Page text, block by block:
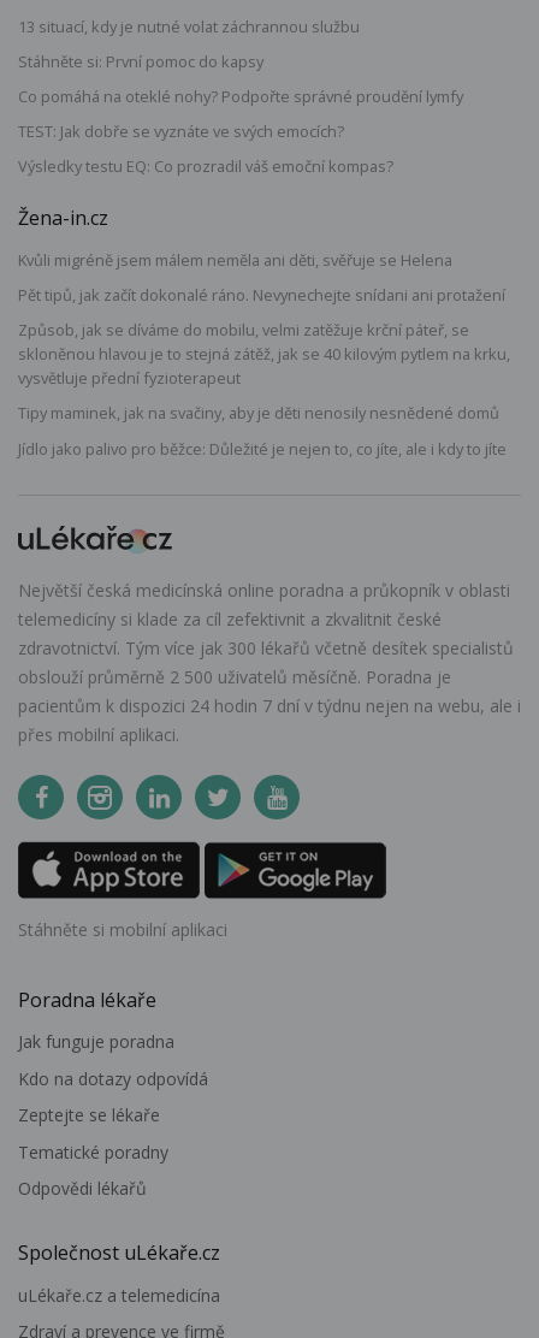
13 situací, kdy je nutné volat záchrannou službu
Stáhněte si: První pomoc do kapsy
Co pomáhá na oteklé nohy? Podpořte správné proudění lymfy
TEST: Jak dobře se vyznáte ve svých emocích?
Výsledky testu EQ: Co prozradil váš emoční kompas?
Žena-in.cz
Kvůli migréně jsem málem neměla ani děti, svěřuje se Helena
Pět tipů, jak začít dokonalé ráno. Nevynechejte snídani ani protažení
Způsob, jak se díváme do mobilu, velmi zatěžuje krční páteř, se
skloněnou hlavou je to stejná zátěž, jak se 40 kilovým pytlem na krku,
vysvětluje přední fyzioterapeut
Tipy maminek, jak na svačiny, aby je děti nenosily nesnědené domů
Jídlo jako palivo pro běžce: Důležité je nejen to, co jíte, ale i kdy to jíte
Největší česká medicínská online poradna a průkopník v oblasti
telemedicíny si klade za cíl zefektivnit a zkvalitnit české
zdravotnictví. Tým více jak 300 lékařů včetně desítek specialistů
obslouží průměrně 2 500 uživatelů měsíčně. Poradna je
pacientům k dispozici 24 hodin 7 dní v týdnu nejen na webu, ale i
přes mobilní aplikaci.
Stáhněte si mobilní aplikaci
Poradna lékaře
Jak funguje poradna
Kdo na dotazy odpovídá
Zeptejte se lékaře
Tematické poradny
Odpovědi lékařů
Společnost uLékaře.cz
uLékaře.cz a telemedicína
Zdraví a prevence ve firmě